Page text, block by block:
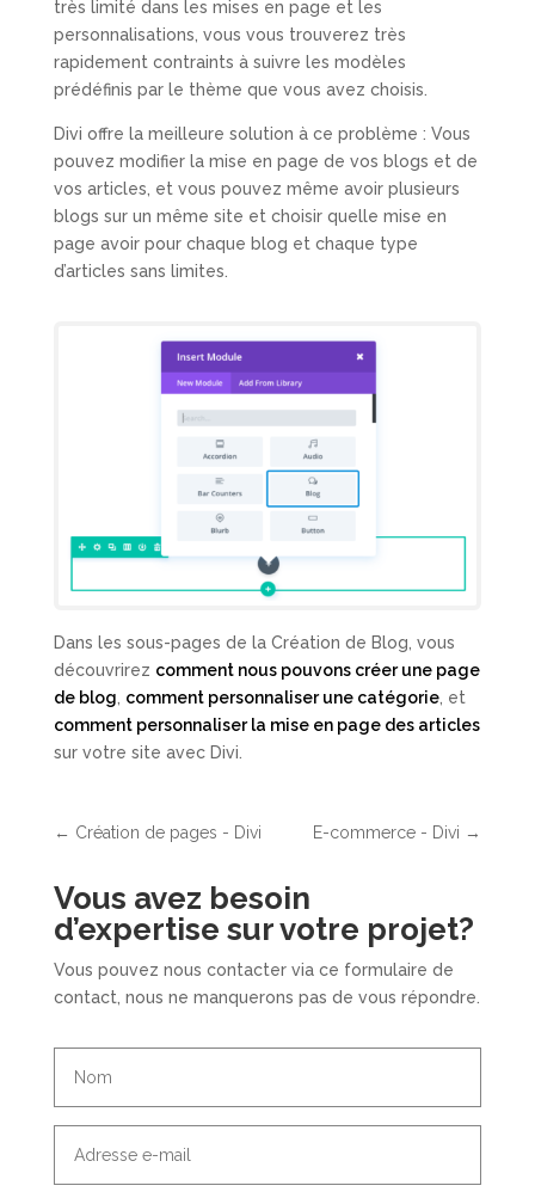
très limité dans les mises en page et les
personnalisations, vous vous trouverez très
rapidement contraints à suivre les modèles
prédéfinis par le thème que vous avez choisis.
Divi offre la meilleure solution à ce problème : Vous
pouvez modifier la mise en page de vos blogs et de
vos articles, et vous pouvez même avoir plusieurs
blogs sur un même site et choisir quelle mise en
page avoir pour chaque blog et chaque type
d’articles sans limites.
Dans les sous-pages de la Création de Blog, vous
découvrirez comment nous pouvons créer une page
de blog comment personnaliser une catégorie, et
comment personnaliser la mise en page des articles
sur votre site avec Divi.
← Création de pages - Divi E-commerce - Divi →
Vous avez besoin
d’expertise sur votre projet?
Vous pouvez nous contacter via ce formulaire de
contact, nous ne manquerons pas de vous répondre.